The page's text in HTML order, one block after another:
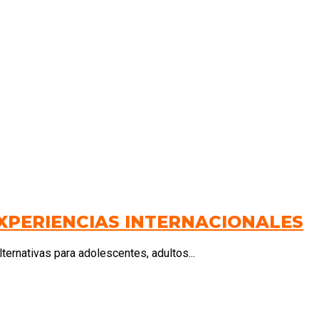
INTERNACIONALES
para adolescentes, adultos...